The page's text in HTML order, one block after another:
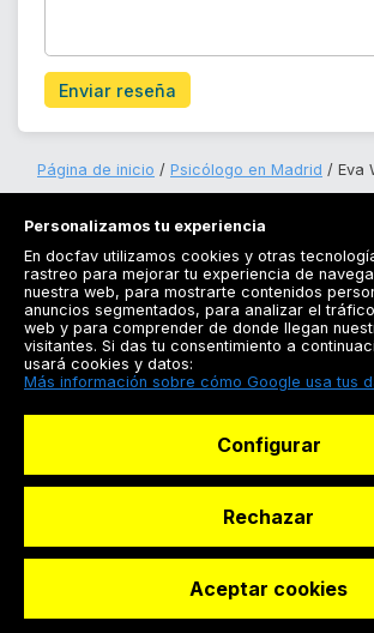
Solicitar
Enviar reseña
Página de inicio Psicólogo en Madrid Eva
Registrarse
Docfav
© Dashboard Technologies
Personalizamos tu experiencia
En docfav utilizamos cookies y otras
rastreo para mejorar tu experiencia de
nuestra web, para mostrarte contenidos
anuncios segmentados, para analizar el
web y para comprender de donde llegan
visitantes. Si das tu consentimiento a
usará cookies y datos:
Más información sobre cómo Google usa tus
Configurar
Rechazar
Aceptar cookies